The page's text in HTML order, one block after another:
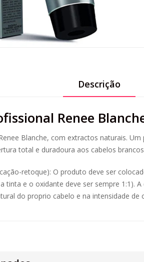
Descrição
Renee
Blanche, com extractos naturais.
total e duradoura aos cabelos
retoque): O produto deve ser
tinta e o oxidante deve ser sempre 1:1).
do proprio cabelo e na intensidade de